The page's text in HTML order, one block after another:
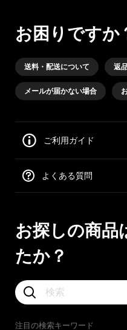
お困りですか
送料・配送について 返
メールが届かない場合
ご利用ガイド
よくある質問
お探しの商品
たか？
注目の検索キーワード